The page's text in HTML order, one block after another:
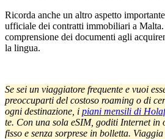
Ricorda anche un altro aspetto
ufficiale dei contratti immobiliari a
comprensione dei documenti agli
la lingua.
Se sei un viaggiatore frequente e vuoi
preoccuparti del costoso roaming o di
ogni destinazione, i piani mensili di
te. Con una sola eSIM, goditi Internet in
fisso e senza sorprese in bolletta.